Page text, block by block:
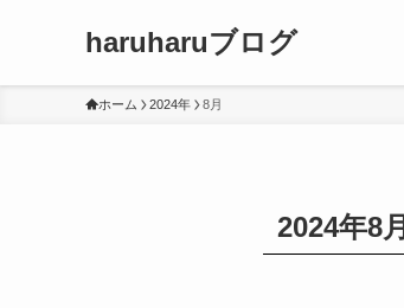
haruharuブログ
ホーム 2024年 8月
2024年8月